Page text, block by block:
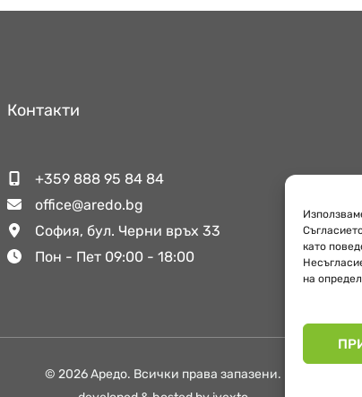
като
на
Контакти
+359 888 95 84 84
office@aredo.bg
София, бул. Черни връх 33
Пон - Пет 09:00 - 18:00
© 2026 Аредо. Всички права запазени.